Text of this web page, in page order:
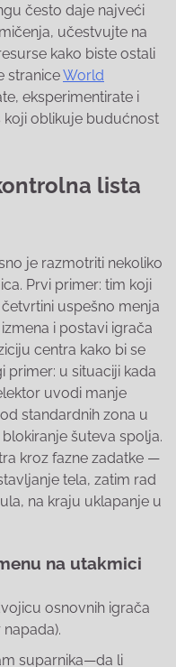
često daje najveći
učestvujte na
kako biste ostali
straniceWorld
eksperimentirate i
oblikuje budućnost
lista
je razmotriti nekoliko
Prvi primer: tim koji
uspešno menja
i postavi igrača
centra kako bi se
primer: u situaciji kada
uvodi manje
standardnih zona u
šuteva spolja.
kroz fazne zadatke —
tela, zatim rad
na kraju uklapanje u
na utakmici
osnovnih igrača
suparnika—da li